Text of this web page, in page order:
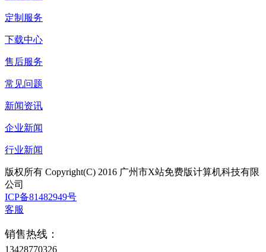
定制服务
下载中心
售后服务
常见问题
新闻资讯
企业新闻
行业新闻
版权所有 Copyright(C) 2016 广州市X站免费版计算机科技有限
公司
ICP备81482949号
客服
销售热线：
13428770326